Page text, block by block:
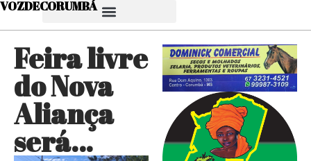
VOZDECORUMBÁ
Feira livre
do Nova
Aliança
será…